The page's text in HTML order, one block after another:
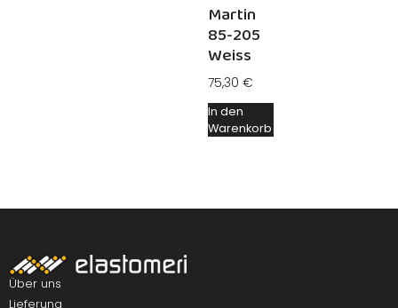
Martin
85-205
Weiss
75,30 €
In den
Warenkorb
Über uns
Lieferung